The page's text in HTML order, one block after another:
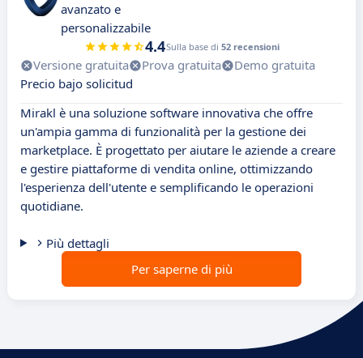
avanzato e
personalizzabile
4.4Sulla base di 52 recensioni
Versione gratuita Prova gratuita
Demo gratuita
Precio bajo solicitud
Mirakl è una soluzione software innovativa che offre
un'ampia gamma di funzionalità per la gestione dei
marketplace. È progettato per aiutare le aziende a creare
e gestire piattaforme di vendita online, ottimizzando
l'esperienza dell'utente e semplificando le operazioni
quotidiane.
Più dettagli
Per saperne di più